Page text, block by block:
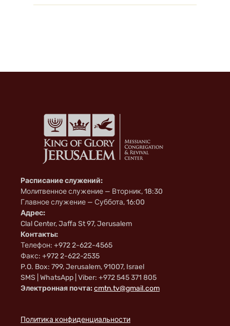
Расписание служений:
Молитвенное служение — Вторник, 18:30
Главное служение — Суббота, 16:00
Адрес:
Clal Center, Jaffa St 97, Jerusalem
Контакты:
Телефон: +972 2-622-4565
Факс: +972 2-622-2535
P.O. Box: 799, Jerusalem, 91007, Israel
SMS | WhatsApp | Viber: +972 545 371 805
Электронная почта:cmtn.tv@gmail.com
Политика конфиденциальности